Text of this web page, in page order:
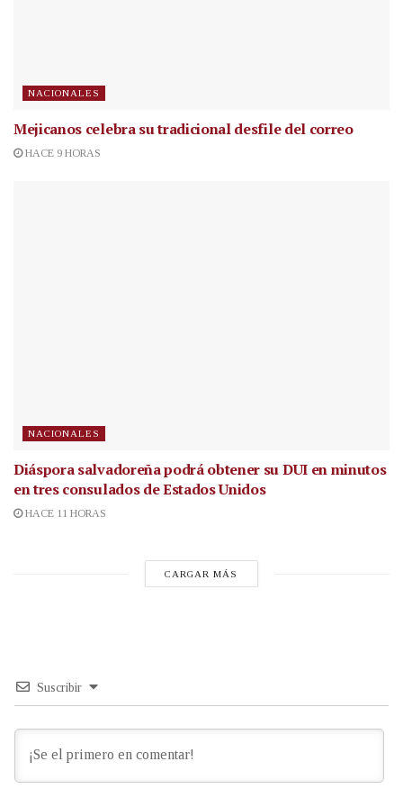
NACIONALES
Mejicanos celebra su tradicional desfile del correo
HACE 9 HORAS
NACIONALES
Diáspora salvadoreña podrá obtener su DUI en minutos
en tres consulados de Estados Unidos
HACE 11 HORAS
CARGAR MÁS
Suscribir